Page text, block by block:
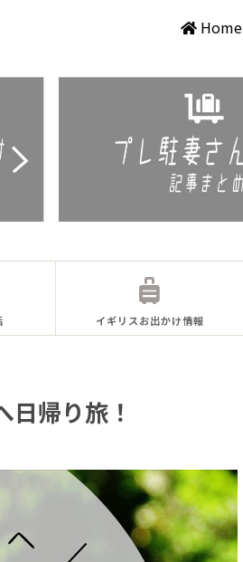
Home
イギリスお出かけ情報
日帰り旅！